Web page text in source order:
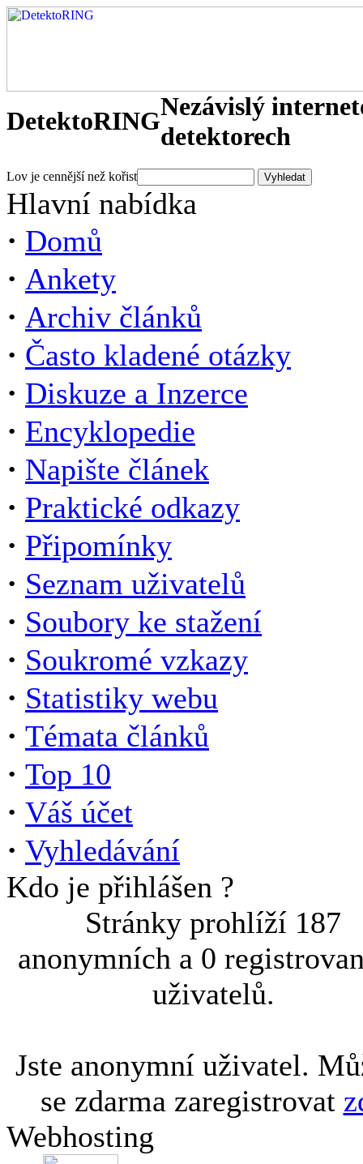
DetektoRINGNezávislý
detektorech
Lov je cennější než kořist
Hlavní nabídka
· Domů
· Ankety
· Archiv článků
· Často kladené otázky
· Diskuze a Inzerce
· Encyklopedie
· Napište článek
· Praktické odkazy
· Připomínky
· Seznam uživatelů
· Soubory ke stažení
· Soukromé vzkazy
· Statistiky webu
· Témata článků
· Top 10
· Váš účet
· Vyhledávání
Kdo je přihlášen ?
Stránky prohlíží 187
anonymních a 0
uživatelů.
Jste anonymní uživatel.
se zdarma zaregistrovat
Webhosting